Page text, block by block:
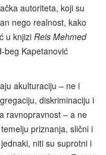
autoriteta, koji su
nego realnost, kako
u knjizi Reis Mehmed
beg Kapetanović
akulturaciju – ne i
diskriminaciju i
ravnopravnost – a ne
priznanja, slični i
niti su suprotni i